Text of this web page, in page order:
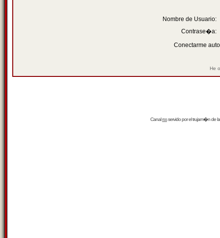
Nombre de Usuario:
Contrase�a:
Conectarme
He
Canalrssservido por eltrujam�nde